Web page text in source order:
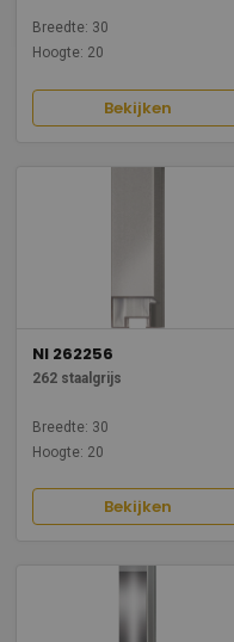
Breedte: 30
Hoogte: 20
Bekijken
NI 262256
262 staalgrijs
Breedte: 30
Hoogte: 20
Bekijken